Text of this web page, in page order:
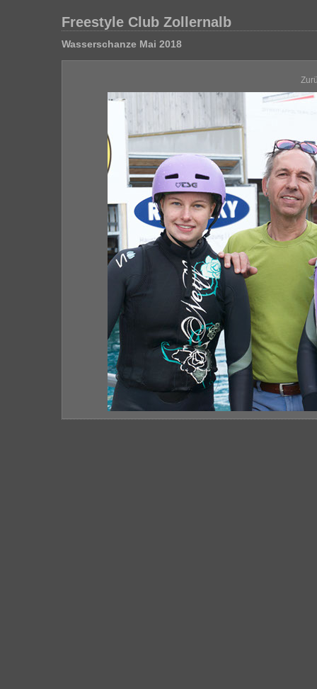
Freestyle Club Zollernalb
Wasserschanze Mai 2018